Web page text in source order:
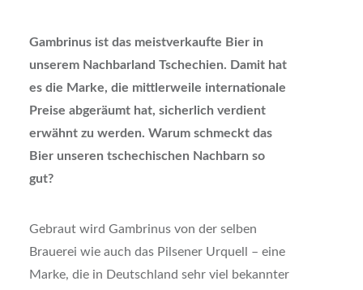
Gambrinus ist das meistverkaufte Bier in
unserem Nachbarland Tschechien. Damit hat
es die Marke, die mittlerweile internationale
Preise abgeräumt hat, sicherlich verdient
erwähnt zu werden. Warum schmeckt das
Bier unseren tschechischen Nachbarn so
gut?
Gebraut wird Gambrinus von der selben
Brauerei wie auch das Pilsener Urquell – eine
Marke, die in Deutschland sehr viel bekannter